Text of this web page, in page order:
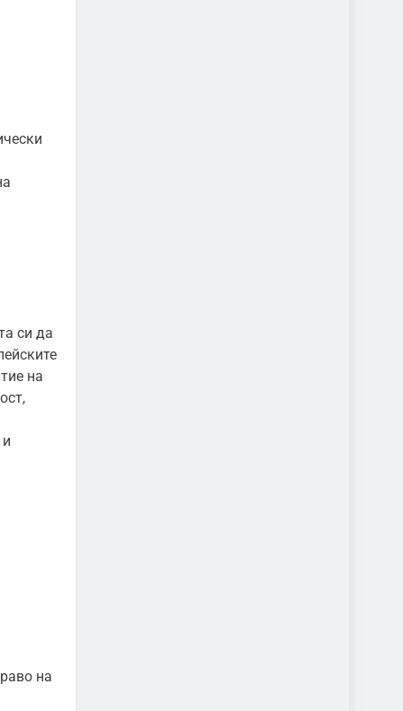
си да
на
на